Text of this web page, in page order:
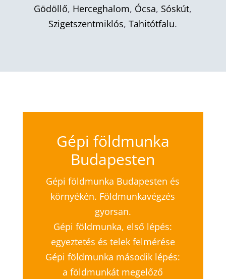
Gödöllő, Herceghalom, Ócsa, Sóskút,
Szigetszentmiklós,Tahitótfalu.
Gépi földmunka
Budapesten
Gépi földmunka Budapesten és
környékén. Földmunkavégzés
gyorsan.
Gépi földmunka, első lépés:
egyeztetés és telek felmérése
Gépi földmunka második lépés:
a földmunkát megelőző